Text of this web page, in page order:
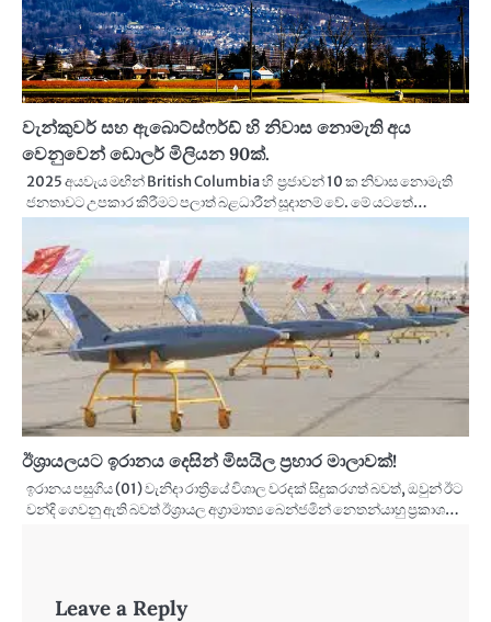
වැන්කුවර් සහ ඇබොට්ස්ෆර්ඩ් හි නිවාස නොමැති අය
වෙනුවෙන් ඩොලර් මිලියන 90ක්.
2025 අයවැය මඟින් British Columbia හි ප්‍රජාවන් 10 ක නිවාස නොමැති
ජනතාවට උපකාර කිරීමට පලාත් බළධාරීන් සූදානම් වේ. මේ යටතේ…
ඊශ්‍රායලයට ඉරානය දෙසින් මිසයිල ප්‍රහාර මාලාවක්!
ඉරානය පසුගිය (01) වැනිදා රාත්‍රියේ විශාල වරදක් සිදුකරගත් බවත්, ඔවුන් ඊට
වන්දි ගෙවනු ඇති බවත් ඊශ්‍රායල අග්‍රාමාත්‍ය බෙන්ජමින් නෙතන්යාහු ප්‍රකාශ…
Leave a Reply